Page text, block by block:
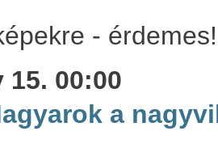
- érdemes!
15. 00:00
a